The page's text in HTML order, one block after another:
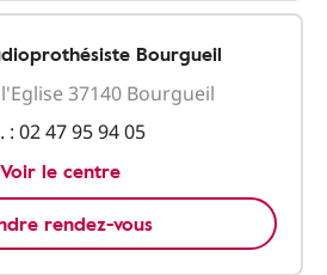
Bourgueil
37140 Bourgueil
: 02 47 95 94 05
Voir le centre
rendez-vous